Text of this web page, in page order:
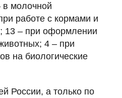
молочной
работе с кормами и
13 – при оформлении
4 – при
на биологические
России, а только по